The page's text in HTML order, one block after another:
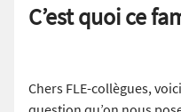
C’est quoi ce
Chers FLE-collègues,